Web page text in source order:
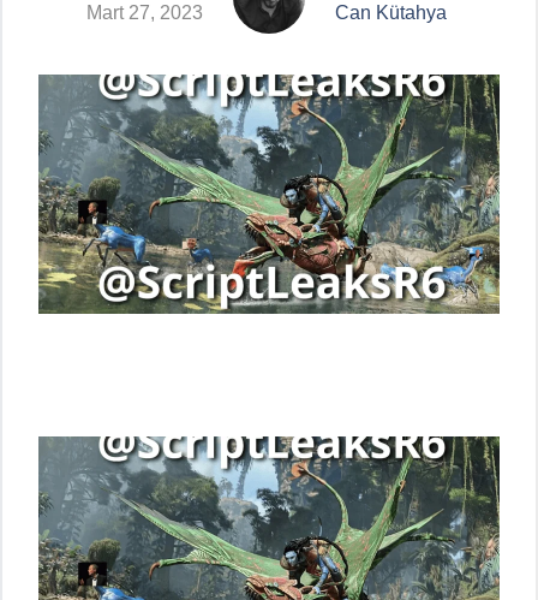
Mart 27, 2023 Can Kütahya